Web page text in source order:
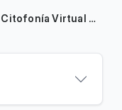
¿Qué es Citofonía Virtual Tigo para edificios? | General